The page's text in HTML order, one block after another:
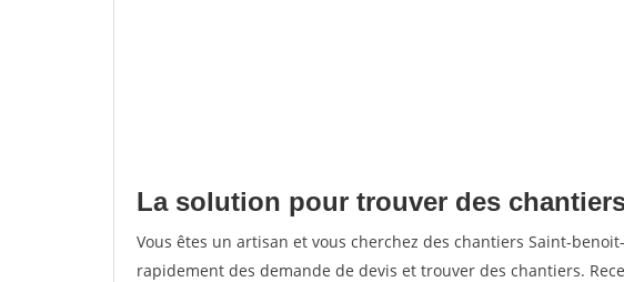
La solution pour trouver des
Vous êtes un artisan et vous cherchez des chantiers Saint-
rapidement des demande de devis et trouver des chantiers.